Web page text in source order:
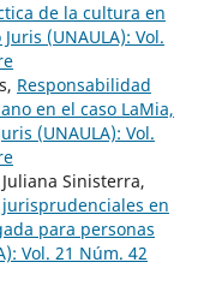
de la cultura en
Juris (UNAULA): Vol.
Responsabilidad
en el caso LaMia,
(UNAULA): Vol.
Sinisterra,
jurisprudenciales en
para personas
Vol. 21 Núm. 42